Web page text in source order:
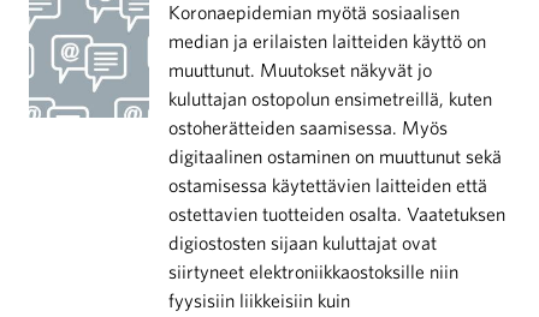
Koronaepidemian myötä sosiaalisen
median ja erilaisten laitteiden käyttö on
muuttunut. Muutokset näkyvät jo
kuluttajan ostopolun ensimetreillä, kuten
ostoherätteiden saamisessa. Myös
digitaalinen ostaminen on muuttunut sekä
ostamisessa käytettävien laitteiden että
ostettavien tuotteiden osalta. Vaatetuksen
digiostosten sijaan kuluttajat ovat
siirtyneet elektroniikkaostoksille niin
fyysisiin liikkeisiin kuin